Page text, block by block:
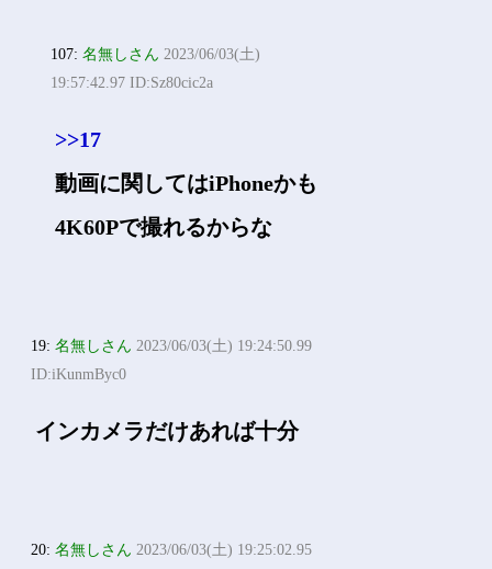
107:名無しさん 2023/06/03(土)
19:57:42.97 ID:Sz80cic2a
>>17
動画に関してはiPhoneかも
4K60Pで撮れるからな
19:名無しさん 2023/06/03(土) 19:24:50.99
ID:iKunmByc0
インカメラだけあれば十分
20:名無しさん 2023/06/03(土) 19:25:02.95